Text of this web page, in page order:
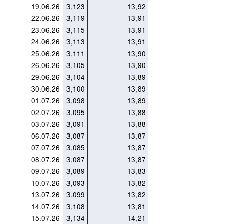
19.06.26
3,123
13,92
22.06.26
3,119
13,91
23.06.26
3,115
13,91
24.06.26
3,113
13,91
25.06.26
3,111
13,90
26.06.26
3,105
13,90
29.06.26
3,104
13,89
30.06.26
3,100
13,89
01.07.26
3,098
13,89
02.07.26
3,095
13,88
03.07.26
3,091
13,88
06.07.26
3,087
13,87
07.07.26
3,085
13,87
08.07.26
3,087
13,87
09.07.26
3,089
13,83
10.07.26
3,093
13,82
13.07.26
3,099
13,82
14.07.26
3,108
13,81
15.07.26
3,134
14,21